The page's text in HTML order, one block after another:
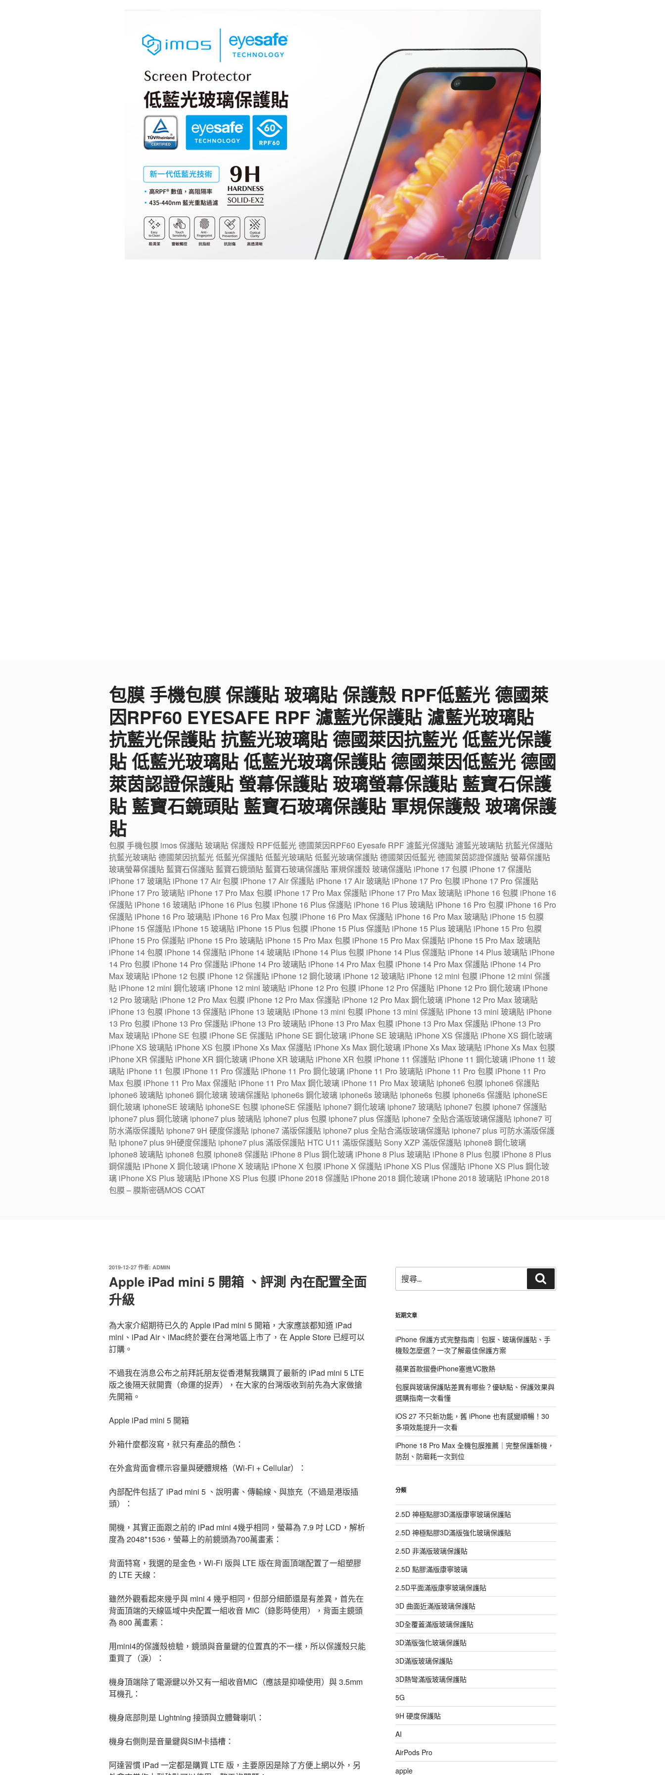
包膜 手機包膜 保護貼 玻璃貼 保護殼 RPF低藍光 德國萊
因RPF60 EYESAFE RPF 濾藍光保護貼 濾藍光玻璃貼
抗藍光保護貼 抗藍光玻璃貼 德國萊因抗藍光 低藍光保護
貼 低藍光玻璃貼 低藍光玻璃保護貼 德國萊因低藍光 德國
萊茵認證保護貼 螢幕保護貼 玻璃螢幕保護貼 藍寶石保護
貼 藍寶石鏡頭貼 藍寶石玻璃保護貼 軍規保護殼 玻璃保護
貼
包膜 手機包膜 imos 保護貼 玻璃貼 保護殼 RPF低藍光 德國萊因RPF60 Eyesafe RPF 濾藍光保護貼 濾藍光玻璃貼 抗藍光保護貼
抗藍光玻璃貼 德國萊因抗藍光 低藍光保護貼 低藍光玻璃貼 低藍光玻璃保護貼 德國萊因低藍光 德國萊茵認證保護貼 螢幕保護貼
玻璃螢幕保護貼 藍寶石保護貼 藍寶石鏡頭貼 藍寶石玻璃保護貼 軍規保護殼 玻璃保護貼 iPhone 17 包膜 iPhone 17 保護貼
iPhone 17 玻璃貼 iPhone 17 Air 包膜 iPhone 17 Air 保護貼 iPhone 17 Air 玻璃貼 iPhone 17 Pro 包膜 iPhone 17 Pro 保護貼
iPhone 17 Pro 玻璃貼 iPhone 17 Pro Max 包膜 iPhone 17 Pro Max 保護貼 iPhone 17 Pro Max 玻璃貼 iPhone 16 包膜 iPhone 16
保護貼 iPhone 16 玻璃貼 iPhone 16 Plus 包膜 iPhone 16 Plus 保護貼 iPhone 16 Plus 玻璃貼 iPhone 16 Pro 包膜 iPhone 16 Pro
保護貼 iPhone 16 Pro 玻璃貼 iPhone 16 Pro Max 包膜 iPhone 16 Pro Max 保護貼 iPhone 16 Pro Max 玻璃貼 iPhone 15 包膜
iPhone 15 保護貼 iPhone 15 玻璃貼 iPhone 15 Plus 包膜 iPhone 15 Plus 保護貼 iPhone 15 Plus 玻璃貼 iPhone 15 Pro 包膜
iPhone 15 Pro 保護貼 iPhone 15 Pro 玻璃貼 iPhone 15 Pro Max 包膜 iPhone 15 Pro Max 保護貼 iPhone 15 Pro Max 玻璃貼
iPhone 14 包膜 iPhone 14 保護貼 iPhone 14 玻璃貼 iPhone 14 Plus 包膜 iPhone 14 Plus 保護貼 iPhone 14 Plus 玻璃貼 iPhone
14 Pro 包膜 iPhone 14 Pro 保護貼 iPhone 14 Pro 玻璃貼 iPhone 14 Pro Max 包膜 iPhone 14 Pro Max 保護貼 iPhone 14 Pro
Max 玻璃貼 iPhone 12 包膜 iPhone 12 保護貼 iPhone 12 鋼化玻璃 iPhone 12 玻璃貼 iPhone 12 mini 包膜 iPhone 12 mini 保護
貼 iPhone 12 mini 鋼化玻璃 iPhone 12 mini 玻璃貼 iPhone 12 Pro 包膜 iPhone 12 Pro 保護貼 iPhone 12 Pro 鋼化玻璃 iPhone
12 Pro 玻璃貼 iPhone 12 Pro Max 包膜 iPhone 12 Pro Max 保護貼 iPhone 12 Pro Max 鋼化玻璃 iPhone 12 Pro Max 玻璃貼
iPhone 13 包膜 iPhone 13 保護貼 iPhone 13 玻璃貼 iPhone 13 mini 包膜 iPhone 13 mini 保護貼 iPhone 13 mini 玻璃貼 iPhone
13 Pro 包膜 iPhone 13 Pro 保護貼 iPhone 13 Pro 玻璃貼 iPhone 13 Pro Max 包膜 iPhone 13 Pro Max 保護貼 iPhone 13 Pro
Max 玻璃貼 iPhone SE 包膜 iPhone SE 保護貼 iPhone SE 鋼化玻璃 iPhone SE 玻璃貼 iPhone XS 保護貼 iPhone XS 鋼化玻璃
iPhone XS 玻璃貼 iPhone XS 包膜 iPhone Xs Max 保護貼 iPhone Xs Max 鋼化玻璃 iPhone Xs Max 玻璃貼 iPhone Xs Max 包膜
iPhone XR 保護貼 iPhone XR 鋼化玻璃 iPhone XR 玻璃貼 iPhone XR 包膜 iPhone 11 保護貼 iPhone 11 鋼化玻璃 iPhone 11 玻
璃貼 iPhone 11 包膜 iPhone 11 Pro 保護貼 iPhone 11 Pro 鋼化玻璃 iPhone 11 Pro 玻璃貼 iPhone 11 Pro 包膜 iPhone 11 Pro
Max 包膜 iPhone 11 Pro Max 保護貼 iPhone 11 Pro Max 鋼化玻璃 iPhone 11 Pro Max 玻璃貼 iphone6 包膜 iphone6 保護貼
iphone6 玻璃貼 iphone6 鋼化玻璃 玻璃保護貼 iphone6s 鋼化玻璃 iphone6s 玻璃貼 iphone6s 包膜 iphone6s 保護貼 iphoneSE
鋼化玻璃 iphoneSE 玻璃貼 iphoneSE 包膜 iphoneSE 保護貼 iphone7 鋼化玻璃 iphone7 玻璃貼 iphone7 包膜 iphone7 保護貼
iphone7 plus 鋼化玻璃 iphone7 plus 玻璃貼 iphone7 plus 包膜 iphone7 plus 保護貼 iphone7 全貼合滿版玻璃保護貼 iphone7 可
防水滿版保護貼 iphone7 9H 硬度保護貼 iphone7 滿版保護貼 iphone7 plus 全貼合滿版玻璃保護貼 iphone7 plus 可防水滿版保護
貼 iphone7 plus 9H硬度保護貼 iphone7 plus 滿版保護貼 HTC U11 滿版保護貼 Sony XZP 滿版保護貼 iphone8 鋼化玻璃
iphone8 玻璃貼 iphone8 包膜 iphone8 保護貼 iPhone 8 Plus 鋼化玻璃 iPhone 8 Plus 玻璃貼 iPhone 8 Plus 包膜 iPhone 8 Plus
鋼保護貼 iPhone X 鋼化玻璃 iPhone X 玻璃貼 iPhone X 包膜 iPhone X 保護貼 iPhone XS Plus 保護貼 iPhone XS Plus 鋼化玻
璃 iPhone XS Plus 玻璃貼 iPhone XS Plus 包膜 iPhone 2018 保護貼 iPhone 2018 鋼化玻璃 iPhone 2018 玻璃貼 iPhone 2018
包膜 – 膜斯密碼MOS COAT
發
於
2019-12-27 作者: ADMIN
Apple iPad mini 5 開箱 、評測 內在配置全面
升級
為大家介紹期待已久的 Apple iPad mini 5 開箱，大家應該都知道 iPad
mini、iPad Air、iMac終於要在台灣地區上市了，在 Apple Store 已經可以
訂購。
不過我在消息公布之前拜託朋友從香港幫我購買了最新的 iPad mini 5 LTE
版之後隔天就開賣（命運的捉弄），在大家的台灣版收到前先為大家做搶
先開箱。
Apple iPad mini 5 開箱
外箱什麼都沒寫，就只有產品的顏色：
在外盒背面會標示容量與硬體規格（Wi-Fi + Cellular）：
內部配件包括了 iPad mini 5 、說明書、傳輸線、與旅充（不過是港版插
頭）：
開機，其實正面跟之前的 iPad mini 4幾乎相同，螢幕為 7.9 吋 LCD，解析
度為 2048*1536，螢幕上的前鏡頭為700萬畫素：
背面特寫，我選的是金色，Wi-Fi 版與 LTE 版在背面頂端配置了一組塑膠
的 LTE 天線：
雖然外觀看起來幾乎與 mini 4 幾乎相同，但部分細節還是有差異，首先在
背面頂端的天線區域中央配置一組收音 MIC（錄影時使用），背面主鏡頭
為 800 萬畫素：
用mini4的保護殼檢驗，鏡頭與音量鍵的位置真的不一樣，所以保護殼只能
重買了（淚）：
機身頂端除了電源鍵以外又有一組收音MIC（應該是抑噪使用）與 3.5mm
耳機孔：
機身底部則是 Lightning 接頭與立體聲喇叭：
機身右側則是音量鍵與SIM卡插槽：
阿達習慣 iPad 一定都是購買 LTE 版，主要原因是除了方便上網以外，另
尋
關
字:
尋
近期文章
iPhone 保護方式完整指南｜包膜、玻璃保護貼、手
機殼怎麼選？一次了解最佳保護方案
蘋果首款摺疊iPhone塞進VC散熱
包膜與玻璃保護貼差異有哪些？優缺點、保護效果與
選購指南一次看懂
iOS 27 不只新功能，舊 iPhone 也有感變順暢！30
多項效能提升一次看
iPhone 18 Pro Max 全機包膜推薦｜完整保護新機，
防刮、防磨耗一次到位
分類
2.5D 神極點膠3D滿版康寧玻璃保護貼
2.5D 神極點膠3D滿版強化玻璃保護貼
2.5D 非滿版玻璃保護貼
2.5D 點膠滿版康寧玻璃
2.5D平面滿版康寧玻璃保護貼
3D 曲面近滿版玻璃保護貼
3D全覆蓋滿版玻璃保護貼
3D滿版強化玻璃保護貼
3D滿版玻璃保護貼
3D熱彎滿版玻璃保護貼
5G
9H 硬度保護貼
AI
AirPods Pro
apple